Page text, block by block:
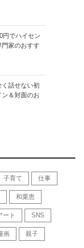
円でハイセン
家のおすす
く話せない初
＆対面のお
子育て 仕事
和栗恵
ート SNS
画 親子